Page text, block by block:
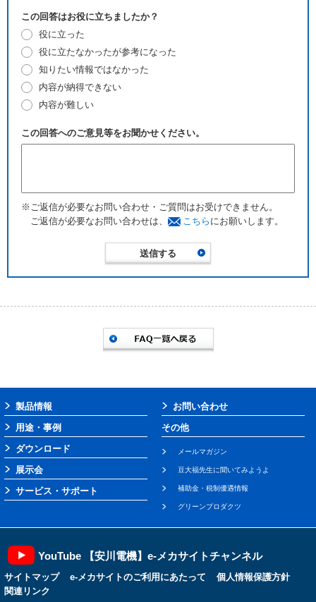
この回答はお役に立ちましたか？
役に立った
役に立たなかったが参考になった
知りたい情報ではなかった
内容が納得できない
内容が難しい
この回答へのご意見等をお聞かせください。
※ご返信が必要なお問い合わせ・ご質問はお受けできません。
ご返信が必要なお問い合わせは、
こちら にお願いします。
製品情報
用途・事例
ダウンロード
展示会
サービス・サポート
お問い合わせ
その他
メールマガジン
豆大福先生に聞いてみようよ
補助金・税制優遇情報
グリーンプロダクツ
YouTube 【安川電機】e-メカサイトチャンネル
サイトマップ e-メカサイトのご利用にあたって
個人情報保護方針
関連リンク